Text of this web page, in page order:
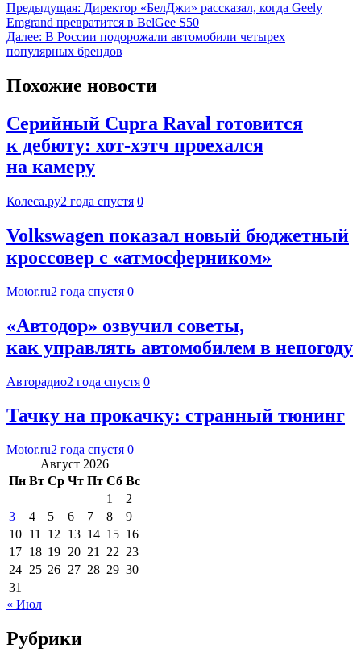
Предыдущая: Директор «БелДжи» рассказал, когда Geely
Emgrand превратится в BelGee S50
Далее: В России подорожали автомобили четырех
популярных брендов
Похожие новости
Серийный Cupra Raval готовится
к дебюту: хот-хэтч проехался
на камеру
Колеса.ру2 года спустя 0
Volkswagen показал новый бюджетный
кроссовер с «атмосферником»
Motor.ru2 года спустя 0
«Автодор» озвучил советы,
как управлять автомобилем в непогоду
Авторадио2 года спустя 0
Тачку на прокачку: странный тюнинг
Motor.ru2 года спустя 0
Август 2026
Пн Вт Ср Чт Пт Сб Вс
1
2
3
4 5 6 7 8
9
10 11 12 13 14 15 16
17 18 19 20 21 22 23
24 25 26 27 28 29 30
31
« Июл
Рубрики